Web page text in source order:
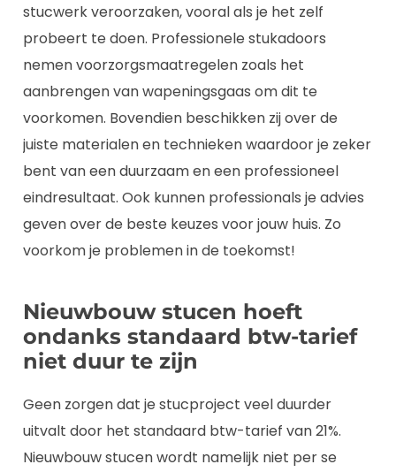
stucwerk veroorzaken, vooral als je het zelf
probeert te doen. Professionele stukadoors
nemen voorzorgsmaatregelen zoals het
aanbrengen van wapeningsgaas om dit te
voorkomen. Bovendien beschikken zij over de
juiste materialen en technieken waardoor je zeker
bent van een duurzaam en een professioneel
eindresultaat. Ook kunnen professionals je advies
geven over de beste keuzes voor jouw huis. Zo
voorkom je problemen in de toekomst!
Nieuwbouw stucen hoeft
ondanks standaard btw-tarief
niet duur te zijn
Geen zorgen dat je stucproject veel duurder
uitvalt door het standaard btw-tarief van 21%.
Nieuwbouw stucen wordt namelijk niet per se